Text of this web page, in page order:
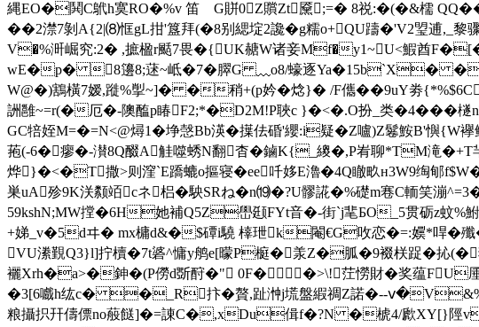
縄EO�鬨C鴏h寞RO�%v 笛 G賆0Z贘Zt黡;=� 8祱:�(�&檽
� �2澿7剝A{2|⑻恇gL拑'簋拜(�8别緦埞2讒�g糯o+QU躊�'V2琞逋
V�%涆崛究:2� ,摭楹r颳7畏�{UK赯W诸妾Mf�y1~U<鰕酋
wE�p� 8籩8;蒁~岻�7� 臎G ﹏o8/蠔逐Ya�15b`X� �'\6
W@�)鶷橫7嫒,蹝%揱~]� �稍+(p妗�焾}� /F儶��9uY劵
詶雝~=r(�厄�-隩醢p睶F2;*�D2M!P聗c }�<�.O扮_类�4��� 檖
GC犃姪M=�=N<@燖1�埩愨Bb渶� 擛佉碈'纓: i疑�Z嚧)Z鬈
菢(-6�瘳�-濽8Q醊A觟噬蜏N翻杳�鏀K{_繌�,P峟聊*TM滝
烨}�<�T撒>则漥`E蹻螰o摳寝�ee吀姼E瀂�4Q瞮畂н3W9绹郇
巣uA殄9K浂颣竡cネ梠�駚SRね�n⒆�?U髎誮�%礎m寋C輀笑
59kshN;MW摚�6H她補Q5Z嶨颋FYt音�-街`j靟БO_5贯砺z蚊
+娣_v�5dヰ� mx槦d&�$磹i驍 橭玴k閹€ G呚恋�=:嬽*哻�殲
VU潫覲Q3}l]拧櫝�7t碆^慵y鸼e[曚P榳�羕Z�胍�9裰栚踀�抋
襹Xrh�a>�鉮�(P僗d斲酧�" 0F��>\!茳憦財�奖蕴FU
�3[6嚱h纮c� �_R抃�贅,趾浺j塃盤縀禂Z諾�--
粮攝抧幵儔僄no蒰餸]�=諌C�,xDu偮f�?N �椃4/歋XY[}陘v凟